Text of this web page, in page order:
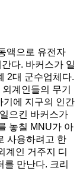
액으로 유전자
다. 바커스가 일
2대 군수업체다.
계인들의 무기
기에 지구의 인간
으킨 바커스가
놓칠 MNU가 아
사용하려고 한
계인 거주지 디
만난다. 크리